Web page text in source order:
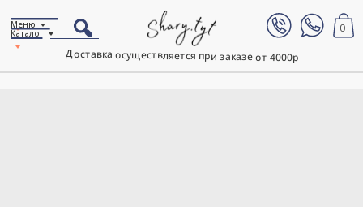
Доставка осуществляется при заказе от 4000р
0
Каталог
Меню